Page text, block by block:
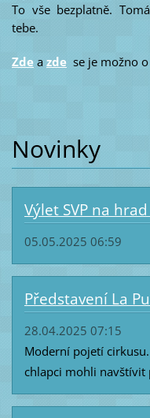
To vše bezplatně.
tebe.
Zdea zdese je možno
Novinky
Výlet SVP na hrad
05.05.2025 06:59
Představení La
28.04.2025 07:15
Moderní pojetí
chlapci mohli navštívit